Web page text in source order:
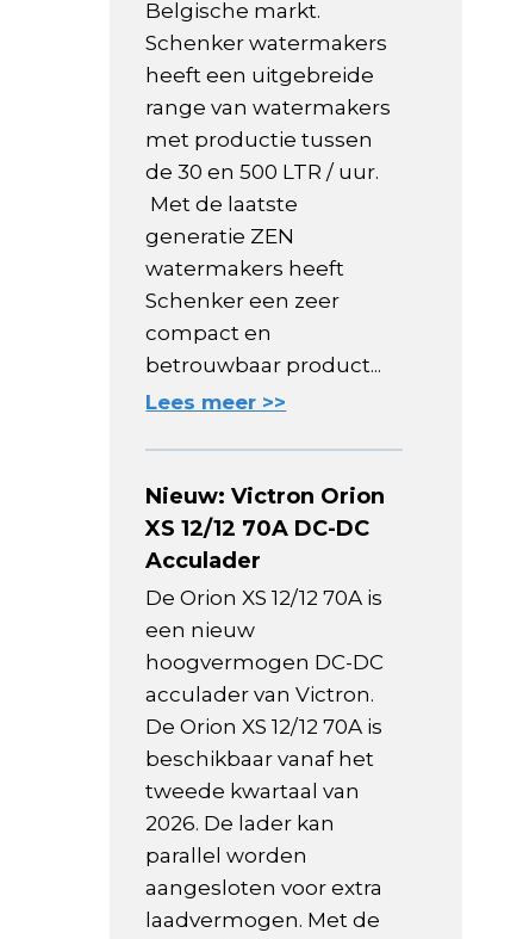
Belgische markt.
Schenker watermakers
heeft een uitgebreide
range van watermakers
met productie tussen
de 30 en 500 LTR / uur.
Met de laatste
generatie ZEN
watermakers heeft
Schenker een zeer
compact en
betrouwbaar product...
Lees meer >>
Nieuw: Victron Orion
XS 12/12 70A DC-DC
Acculader
De Orion XS 12/12 70A is
een nieuw
hoogvermogen DC-DC
acculader van Victron.
De Orion XS 12/12 70A is
beschikbaar vanaf het
tweede kwartaal van
2026. De lader kan
parallel worden
aangesloten voor extra
laadvermogen. Met de